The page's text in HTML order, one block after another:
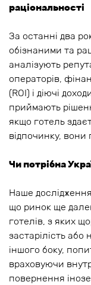
раціональності
За останні два
обізнаними та
аналізують
операторів,
(ROI) і діючі
приймають
якщо готель
відпочинку, вони
Чи потрібна
Наше
що ринок ще
готелів, з яких
застарілість або
іншого боку,
враховуючи
повернення